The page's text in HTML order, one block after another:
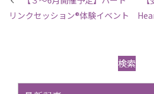
リンクセッション®︎体験イベント
検索